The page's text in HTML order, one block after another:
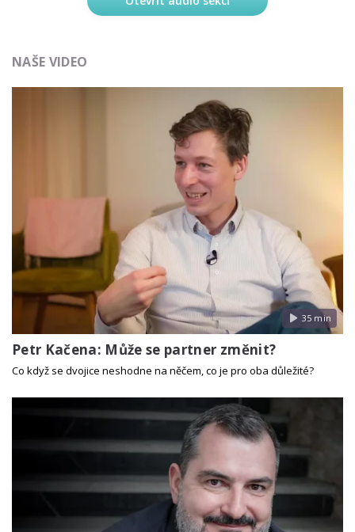
NAŠE VIDEO
35 min
Petr Kačena: Může se partner změnit?
Co když se dvojice neshodne na něčem, co je pro oba důležité?